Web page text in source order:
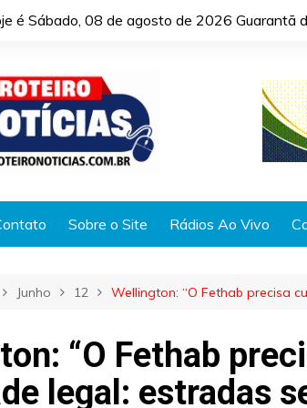
é Sábado, 08 de agosto de 2026 Guarantã
Sobre o Site Rádios Ao Vivo
Junho 12 Wellington: “O Fethab precisa
“O Fethab
legal: estradas